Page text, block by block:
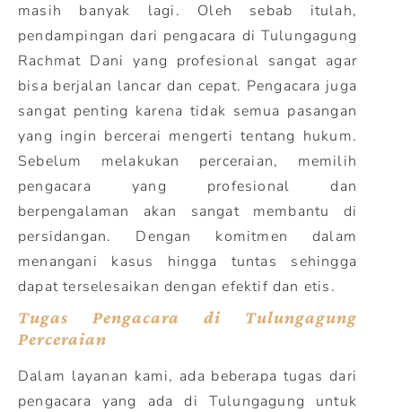
masih banyak lagi. Oleh sebab itulah,
pendampingan dari pengacara di Tulungagung
Rachmat Dani yang profesional sangat agar
bisa berjalan lancar dan cepat. Pengacara juga
sangat penting karena tidak semua pasangan
yang ingin bercerai mengerti tentang hukum.
Sebelum melakukan perceraian, memilih
pengacara yang profesional dan
berpengalaman akan sangat membantu di
persidangan. Dengan komitmen dalam
menangani kasus hingga tuntas sehingga
dapat terselesaikan dengan efektif dan etis.
Tugas Pengacara di Tulungagung
Perceraian
Dalam layanan kami, ada beberapa tugas dari
pengacara yang ada di Tulungagung untuk